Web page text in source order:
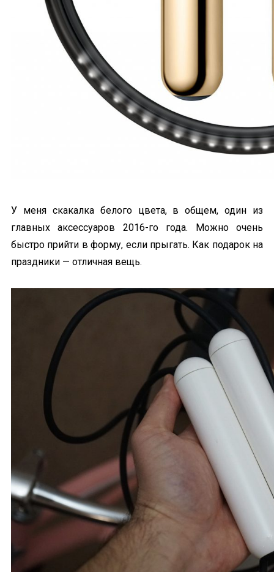
У меня скакалка белого цвета, в общем, один из
главных аксессуаров 2016-го года. Можно очень
быстро прийти в форму, если прыгать. Как подарок на
праздники — отличная вещь.